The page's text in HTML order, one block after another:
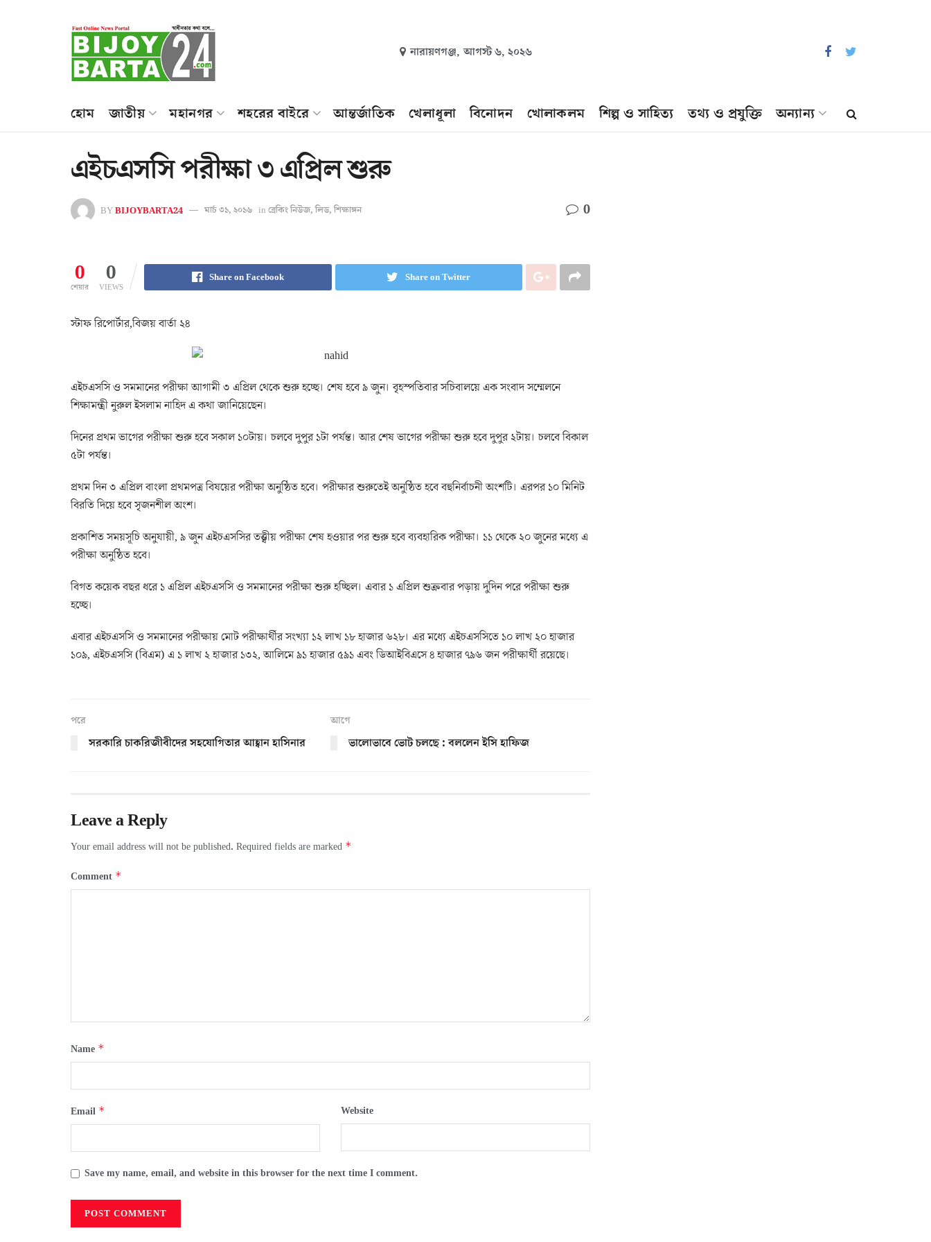
নারায়ণগঞ্জ, আগস্ট ৬, ২০২৬
হোম জাতীয় মহানগর শহরের বাইরে আন্তর্জাতিক খেলাধূলা বিনোদন খোলাকলম শিল্প ও সাহিত্য তথ্য ও প্রযুক্তি অন্যান্য
এইচএসসি পরীক্ষা ৩ এপ্রিল শুরু
BYBIJOYBARTA24 মার্চ ৩১, ২০১৬ in ব্রেকিং নিউজ, লিড, শিক্ষাঙ্গন 0
0
শেয়ার
0
VIEWS
Share on Facebook Share on Twitter
স্টাফ রিপোর্টার,বিজয় বার্তা ২৪
এইচএসসি ও সমমানের পরীক্ষা আগামী ৩ এপ্রিল থেকে শুরু হচ্ছে। শেষ হবে ৯ জুন। বৃহস্পতিবার সচিবালয়ে এক সংবাদ সম্মেলনে
শিক্ষামন্ত্রী নুরুল ইসলাম নাহিদ এ কথা জানিয়েছেন।
দিনের প্রথম ভাগের পরীক্ষা শুরু হবে সকাল ১০টায়। চলবে দুপুর ১টা পর্যন্ত। আর শেষ ভাগের পরীক্ষা শুরু হবে দুপুর ২টায়। চলবে বিকাল
৫টা পর্যন্ত।
প্রথম দিন ৩ এপ্রিল বাংলা প্রথমপত্র বিষয়ের পরীক্ষা অনুষ্ঠিত হবে। পরীক্ষার শুরুতেই অনুষ্ঠিত হবে বহুনির্বাচনী অংশটি। এরপর ১০ মিনিট
বিরতি দিয়ে হবে সৃজনশীল অংশ।
প্রকাশিত সময়সূচি অনুযায়ী, ৯ জুন এইচএসসির তত্ত্বীয় পরীক্ষা শেষ হওয়ার পর শুরু হবে ব্যবহারিক পরীক্ষা। ১১ থেকে ২০ জুনের মধ্যে এ
পরীক্ষা অনুষ্ঠিত হবে।
বিগত কয়েক বছর ধরে ১ এপ্রিল এইচএসসি ও সমমানের পরীক্ষা শুরু হচ্ছিল। এবার ১ এপ্রিল শুক্রবার পড়ায় দুদিন পরে পরীক্ষা শুরু
হচ্ছে।
এবার এইচএসসি ও সমমানের পরীক্ষায় মোট পরীক্ষার্থীর সংখ্যা ১২ লাখ ১৮ হাজার ৬২৮। এর মধ্যে এইচএসসিতে ১০ লাখ ২০ হাজার
১০৯, এইচএসসি (বিএম) এ ১ লাখ ২ হাজার ১৩২, আলিমে ৯১ হাজার ৫৯১ এবং ডিআইবিএসে ৪ হাজার ৭৯৬ জন পরীক্ষার্থী রয়েছে।
পরে
সরকারি চাকরিজীবীদের সহযোগিতার আহ্বান হাসিনার
আগে
ভালোভাবে ভোট চলছে : বললেন ইসি হাফিজ
Leave a Reply
Your email address will not be published. Required fields are marked *
Comment *
Name *
Email * Website
Save my name, email, and website in this browser for the next time I comment.